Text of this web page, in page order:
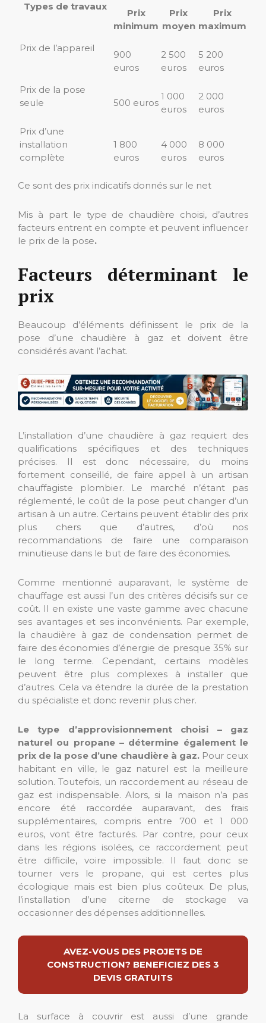
Types de travaux
Prix
minimum
Prix
moyen
Prix
maximum
Prix de l’appareil
900
euros
2 500
euros
5 200
euros
Prix de la pose
seule
500 euros
1 000
euros
2 000
euros
Prix d’une
installation
complète
1 800
euros
4 000
euros
8 000
euros
Ce sont des prix indicatifs donnés sur le net
Mis à part le type de chaudière choisi, d’autres
facteurs entrent en compte et peuvent influencer
le prix de la pose.
Facteurs déterminant le
prix
Beaucoup d’éléments définissent le prix de la
pose d’une chaudière à gaz et doivent être
considérés avant l’achat.
L’installation d’une chaudière à gaz requiert des
qualifications spécifiques et des techniques
précises. Il est donc nécessaire, du moins
fortement conseillé, de faire appel à un artisan
chauffagiste plombier. Le marché n’étant pas
réglementé, le coût de la pose peut changer d’un
artisan à un autre. Certains peuvent établir des prix
plus chers que d’autres, d’où nos
recommandations de faire une comparaison
minutieuse dans le but de faire des économies.
Comme mentionné auparavant, le système de
chauffage est aussi l’un des critères décisifs sur ce
coût. Il en existe une vaste gamme avec chacune
ses avantages et ses inconvénients. Par exemple,
la chaudière à gaz de condensation permet de
faire des économies d’énergie de presque 35% sur
le long terme. Cependant, certains modèles
peuvent être plus complexes à installer que
d’autres. Cela va étendre la durée de la prestation
du spécialiste et donc revenir plus cher.
Le type d’approvisionnement choisi – gaz
naturel ou propane – détermine également le
prix de la pose d’une chaudière à gaz. Pour ceux
habitant en ville, le gaz naturel est la meilleure
solution. Toutefois, un raccordement au réseau de
gaz est indispensable. Alors, si la maison n’a pas
encore été raccordée auparavant, des frais
supplémentaires, compris entre 700 et 1 000
euros, vont être facturés. Par contre, pour ceux
dans les régions isolées, ce raccordement peut
être difficile, voire impossible. Il faut donc se
tourner vers le propane, qui est certes plus
écologique mais est bien plus coûteux. De plus,
l’installation d’une citerne de stockage va
occasionner des dépenses additionnelles.
AVEZ-VOUS DES PROJETS DE
CONSTRUCTION? BENEFICIEZ DES 3
DEVIS GRATUITS
La surface à couvrir est aussi d’une grande